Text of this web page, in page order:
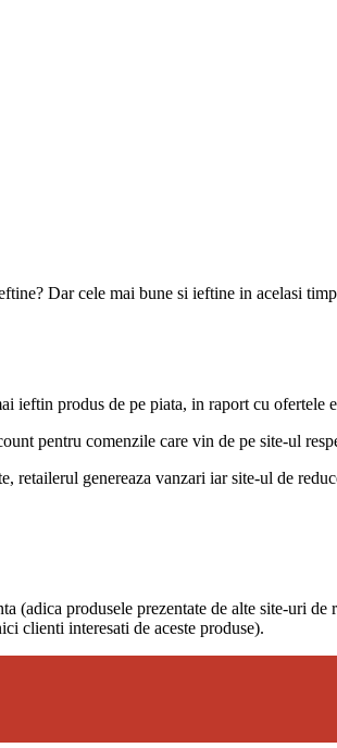
Dar cele mai bune si ieftine in acelasi
ieftin produs de pe piata, in raport cu ofertele
pentru comenzile care vin de pe site-ul
genereaza vanzari iar site-ul de
(adica produsele prezentate de alte site-uri de
clienti interesati de aceste produse).